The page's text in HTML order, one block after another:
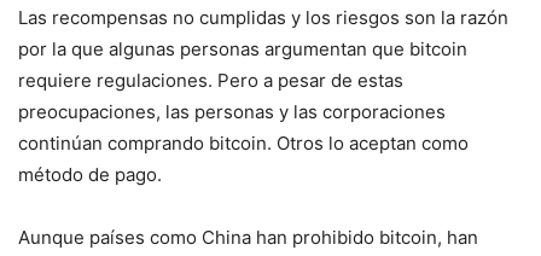
Las recompensas no cumplidas y los riesgos son la razón
por la que algunas personas argumentan que bitcoin
requiere regulaciones. Pero a pesar de estas
preocupaciones, las personas y las corporaciones
continúan comprando bitcoin. Otros lo aceptan como
método de pago.
Aunque países como China han prohibido bitcoin, han